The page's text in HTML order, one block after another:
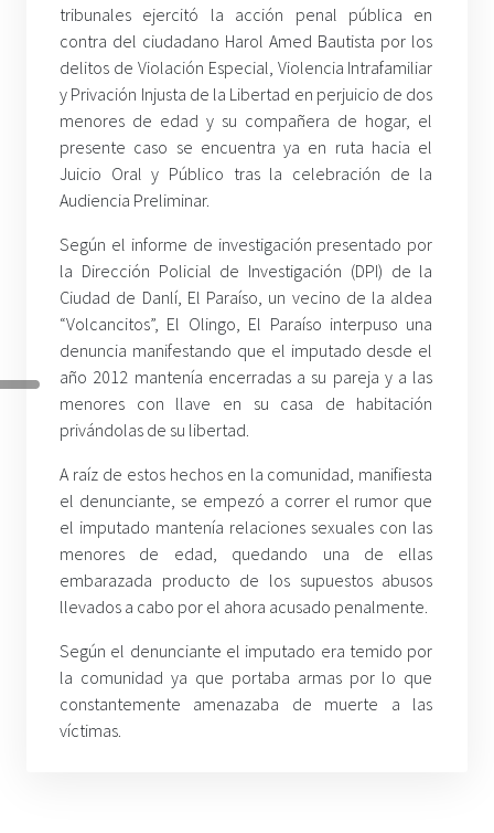
tribunales ejercitó la acción penal pública en
contra del ciudadano Harol Amed Bautista por los
delitos de Violación Especial, Violencia Intrafamiliar
y Privación Injusta de la Libertad en perjuicio de dos
menores de edad y su compañera de hogar, el
presente caso se encuentra ya en ruta hacia el
Juicio Oral y Público tras la celebración de la
Audiencia Preliminar.
Según el informe de investigación presentado por
la Dirección Policial de Investigación (DPI) de la
Ciudad de Danlí, El Paraíso, un vecino de la aldea
“Volcancitos”, El Olingo, El Paraíso interpuso una
denuncia manifestando que el imputado desde el
año 2012 mantenía encerradas a su pareja y a las
menores con llave en su casa de habitación
privándolas de su libertad.
A raíz de estos hechos en la comunidad, manifiesta
el denunciante, se empezó a correr el rumor que
el imputado mantenía relaciones sexuales con las
menores de edad, quedando una de ellas
embarazada producto de los supuestos abusos
llevados a cabo por el ahora acusado penalmente.
Según el denunciante el imputado era temido por
la comunidad ya que portaba armas por lo que
constantemente amenazaba de muerte a las
víctimas.